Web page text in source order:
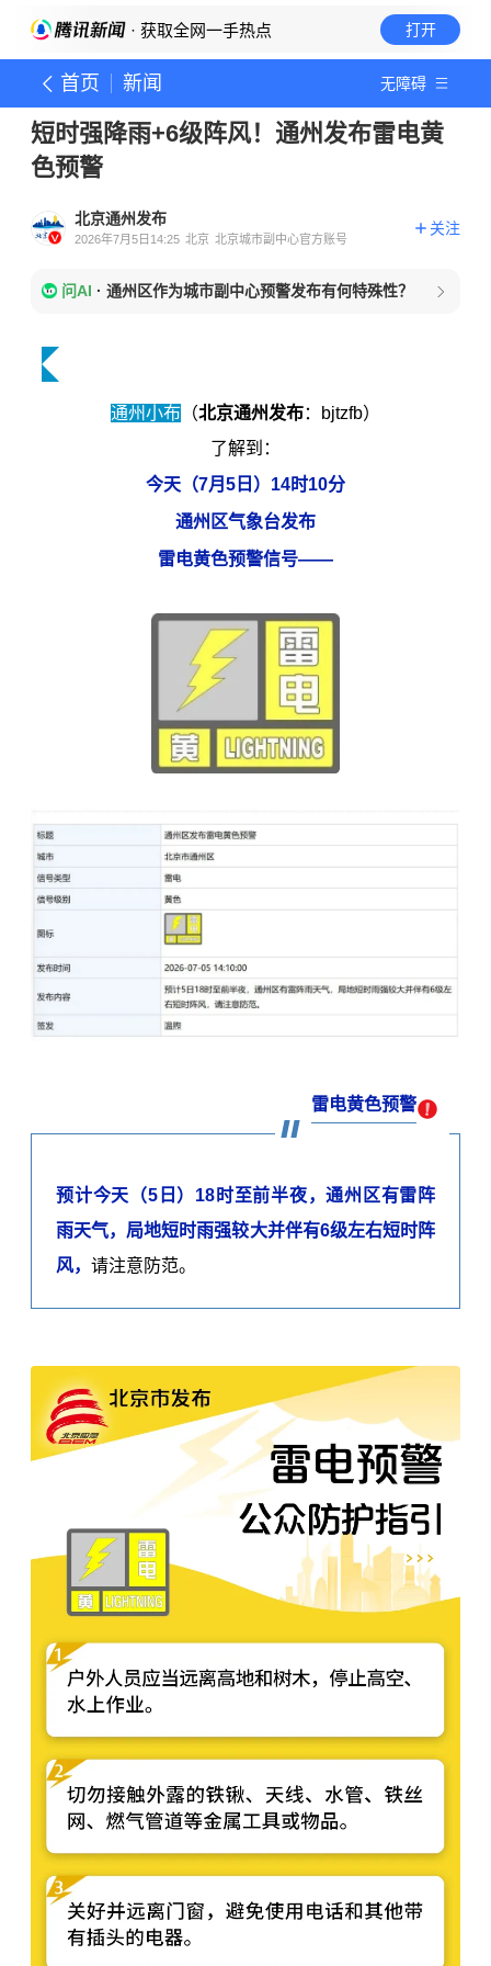
· 获取全网一手热点 打开
首页 新闻 无障碍
短时强降雨+6级阵风！通州发布雷电黄
色预警
北京通州发布
2026年7月5日14:25 北京 北京城市副中心官方账号
关注
问AI · 通州区作为城市副中心预警发布有何特殊性？
通州小布 （北京通州发布：bjtzfb）
了解到：
今天（7月5日）14时10分
通州区气象台发布
雷电黄色预警信号——
雷电黄色预警
预计今天（5日）18时至前半夜，通州区有雷阵
雨天气，局地短时雨强较大并伴有6级左右短时阵
风， 请注意防范。